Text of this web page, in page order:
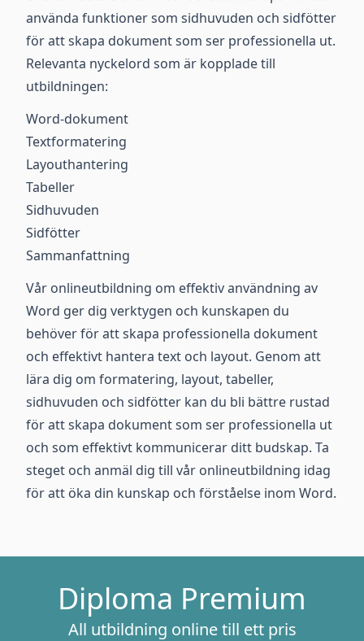
använda funktioner som sidhuvuden och sidfötter
för att skapa dokument som ser professionella ut.
Relevanta nyckelord som är kopplade till
utbildningen:
Word-dokument
Textformatering
Layouthantering
Tabeller
Sidhuvuden
Sidfötter
Sammanfattning
Vår onlineutbildning om effektiv användning av
Word ger dig verktygen och kunskapen du
behöver för att skapa professionella dokument
och effektivt hantera text och layout. Genom att
lära dig om formatering, layout, tabeller,
sidhuvuden och sidfötter kan du bli bättre rustad
för att skapa dokument som ser professionella ut
och som effektivt kommunicerar ditt budskap. Ta
steget och anmäl dig till vår onlineutbildning idag
för att öka din kunskap och förståelse inom Word.
Diploma Premium
All utbildning online till ett pris